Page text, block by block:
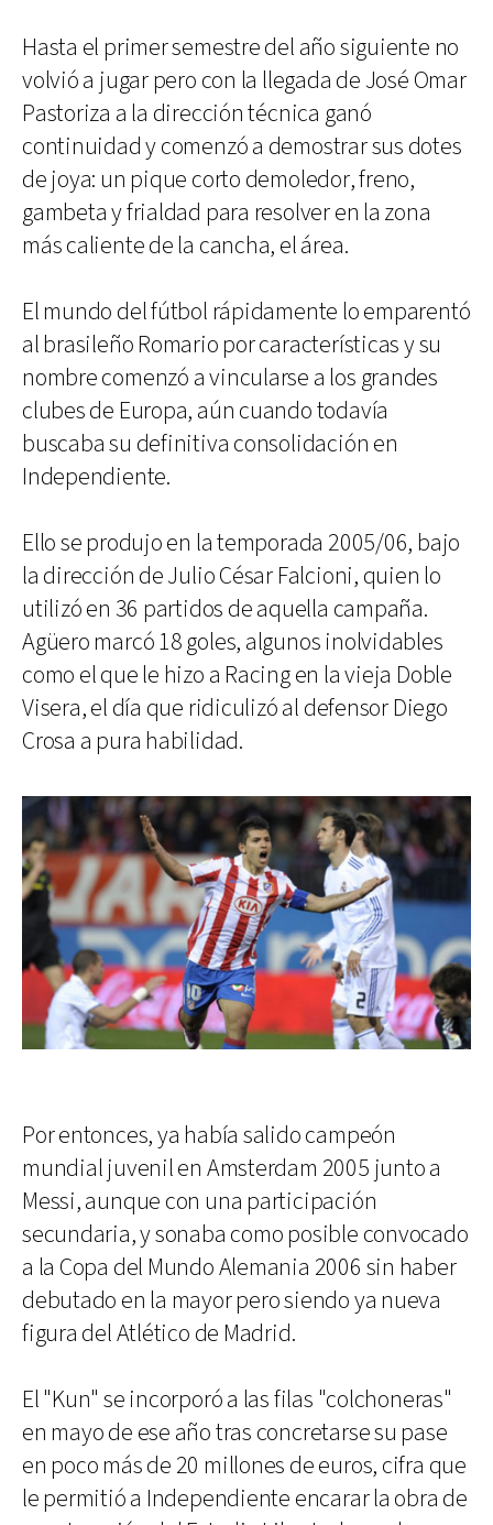
Hasta el primer semestre del año siguiente no
volvió a jugar pero con la llegada de José Omar
Pastoriza a la dirección técnica ganó
continuidad y comenzó a demostrar sus dotes
de joya: un pique corto demoledor, freno,
gambeta y frialdad para resolver en la zona
más caliente de la cancha, el área.
El mundo del fútbol rápidamente lo emparentó
al brasileño Romario por características y su
nombre comenzó a vincularse a los grandes
clubes de Europa, aún cuando todavía
buscaba su definitiva consolidación en
Independiente.
Ello se produjo en la temporada 2005/06, bajo
la dirección de Julio César Falcioni, quien lo
utilizó en 36 partidos de aquella campaña.
Agüero marcó 18 goles, algunos inolvidables
como el que le hizo a Racing en la vieja Doble
Visera, el día que ridiculizó al defensor Diego
Crosa a pura habilidad.
Por entonces, ya había salido campeón
mundial juvenil en Amsterdam 2005 junto a
Messi, aunque con una participación
secundaria, y sonaba como posible convocado
a la Copa del Mundo Alemania 2006 sin haber
debutado en la mayor pero siendo ya nueva
figura del Atlético de Madrid.
El "Kun" se incorporó a las filas "colchoneras"
en mayo de ese año tras concretarse su pase
en poco más de 20 millones de euros, cifra que
le permitió a Independiente encarar la obra de